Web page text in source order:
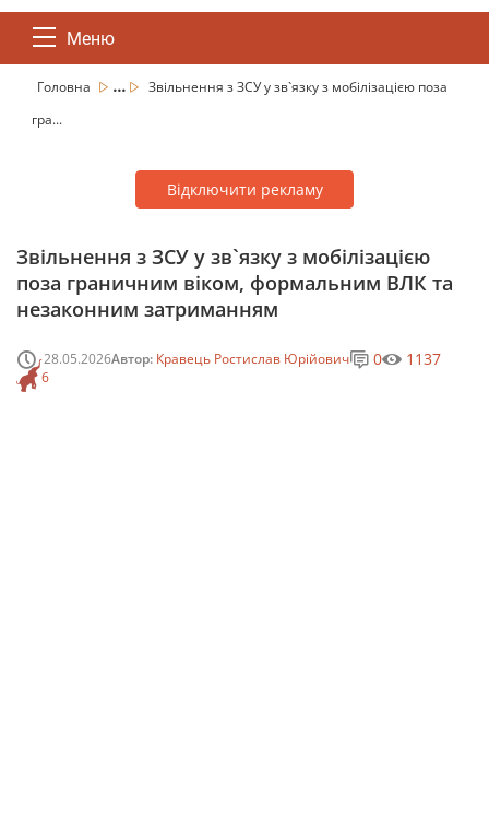
Меню
Головна ...
Звільнення з ЗСУ у зв`язку з мобілізацією поза
гра...
Відключити рекламу
Звільнення з ЗСУ у зв`язку з мобілізацією
поза граничним віком, формальним ВЛК та
незаконним затриманням
28.05.2026Автор: Кравець Ростислав Юрійович
6
0 1137